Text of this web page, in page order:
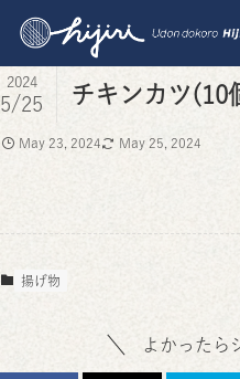
チキンカツ(10
2024
5/25
May 23, 2024 May 25, 2024
揚げ物
よかったら